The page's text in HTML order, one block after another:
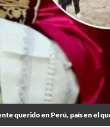
querido en Perú, país en el